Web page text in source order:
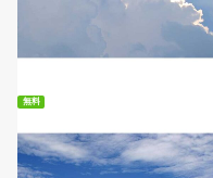
無料ダウンロード
無料